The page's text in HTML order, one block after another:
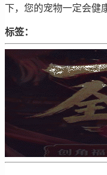
下，您的宠物一定会健
标签：